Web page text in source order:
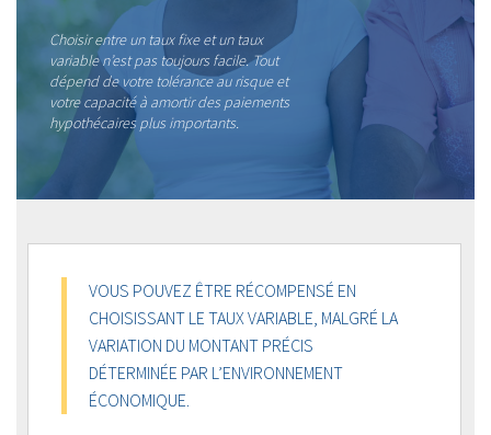
Choisir entre un taux fixe et un taux
variable n’est pas toujours facile. Tout
dépend de votre tolérance au risque et
votre capacité à amortir des paiements
hypothécaires plus importants.
VOUS POUVEZ ÊTRE RÉCOMPENSÉ EN
CHOISISSANT LE TAUX VARIABLE, MALGRÉ LA
VARIATION DU MONTANT PRÉCIS
DÉTERMINÉE PAR L’ENVIRONNEMENT
ÉCONOMIQUE.